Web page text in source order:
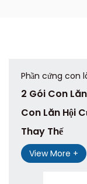
Phần cứng con
2 Gói Con
Con Lăn Hội
Thay Thế
View More +